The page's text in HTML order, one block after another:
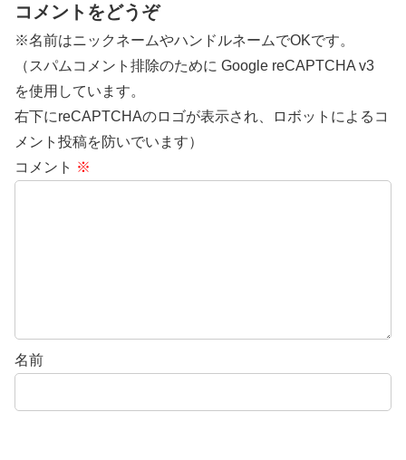
コメントをどうぞ
※名前はニックネームやハンドルネームでOKです。
（スパムコメント排除のために Google reCAPTCHA v3
を使用しています。
右下にreCAPTCHAのロゴが表示され、ロボットによるコ
メント投稿を防いでいます）
コメント ※
名前